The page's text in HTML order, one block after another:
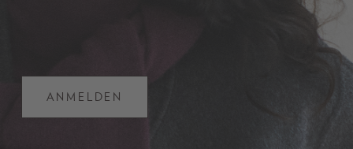
ANMELDEN